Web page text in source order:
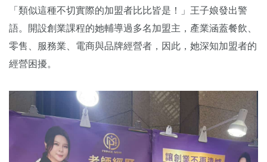
「類似這種不切實際的加盟者比比皆是！」王子娘發出警
語。開設創業課程的她輔導過多名加盟主，產業涵蓋餐飲、
零售、服務業、電商與品牌經營者，因此，她深知加盟者的
經營困擾。